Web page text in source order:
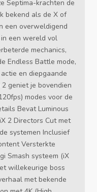
Septima-krachten de
bekend als de X of
een overweldigend
een wereld vol
mechanics,
Endless Battle mode,
en diepgaande
geniet je bovendien
modes voor de
Bevat Luminous
2 Directors Cut met
systemen Inclusief
Versterkte
Smash systeem (iX
willekeurige boss
met bekende